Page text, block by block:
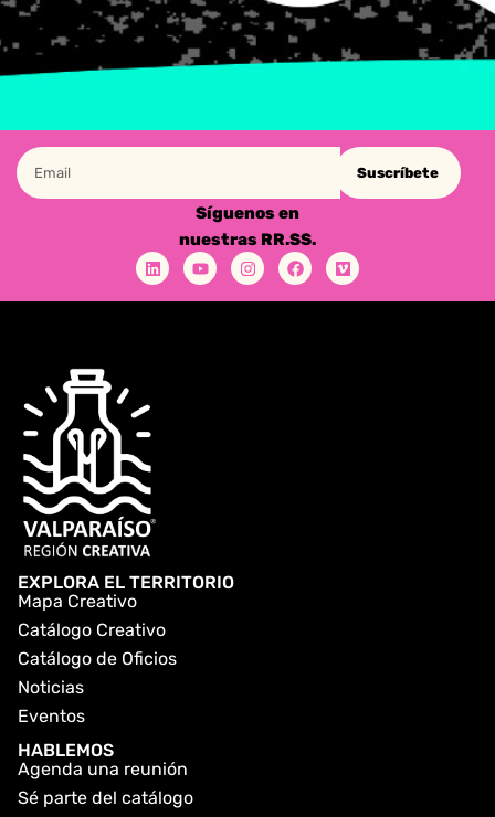
Suscríbete
Síguenos en
nuestras RR.SS.
EXPLORA EL TERRITORIO
Mapa Creativo
Catálogo Creativo
Catálogo de Oficios
Noticias
Eventos
HABLEMOS
Agenda una reunión
Sé parte del catálogo